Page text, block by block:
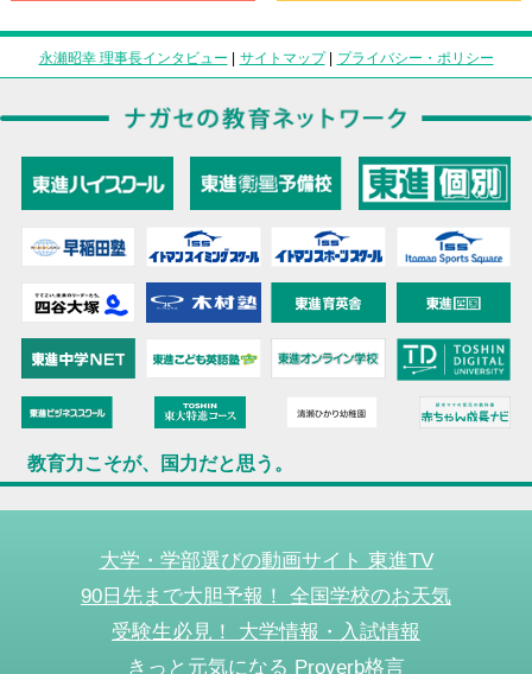
永瀬昭幸 理事長インタビュー | サイトマップ| プライバシー・ポリシー
教育力こそが、国力だと思う。
大学・学部選びの動画サイト 東進TV
90日先まで大胆予報！ 全国学校のお天気
受験生必見！ 大学情報・入試情報
きっと元気になる Proverb格言